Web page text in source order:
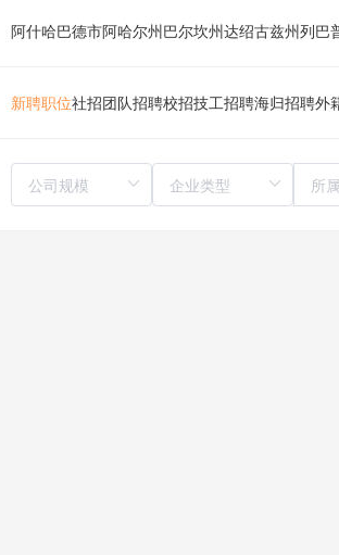
阿什哈巴德市阿哈尔州巴尔坎州达绍古兹州列巴
新聘职位社招团队招聘校招技工招聘海归招聘外
所